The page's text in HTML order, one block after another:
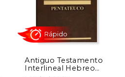
50%
dcto.
Antiguo Testamento
Interlineal Hebreo